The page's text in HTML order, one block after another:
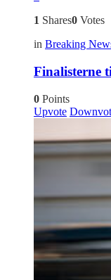
1 Shares0 Votes
in Breaking
Finalisterne
0 Points
Upvote